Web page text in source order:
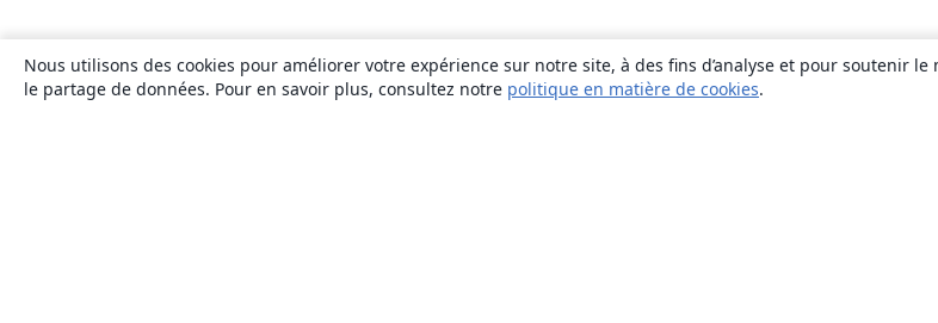
Nous utilisons des cookies pour améliorer votre expérience sur notre site, à des fins d’analyse et pour soutenir
le partage de données. Pour en savoir plus, consultez notre politique en matière de cookies.